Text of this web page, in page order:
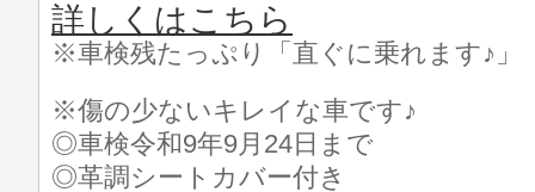
詳しくはこちら
※車検残たっぷり「直ぐに乗れます♪」
※傷の少ないキレイな車です♪
◎車検令和9年9月24日まで
◎革調シートカバー付き